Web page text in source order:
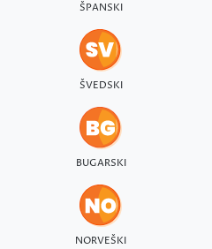
ŠPANSKI
ŠVEDSKI
BUGARSKI
NORVEŠKI